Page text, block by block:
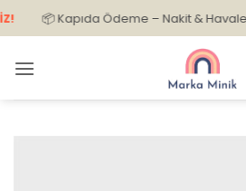
İçeriğe
atla
📦 Kapıda Ödeme – Nakit & Havale/EFT